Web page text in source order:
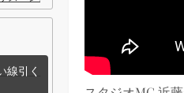
線引く